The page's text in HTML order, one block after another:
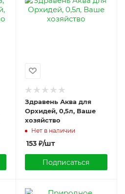
Здравень Аква для
Орхидей, 0,5л, Ваше
хозяйство
Нет в наличии
153₽/шт
Подписаться